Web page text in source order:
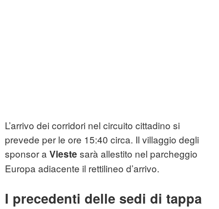
L’arrivo dei corridori nel circuito cittadino si
prevede per le ore 15:40 circa. Il villaggio degli
sponsor a Vieste sarà allestito nel parcheggio
Europa adiacente il rettilineo d’arrivo.
I precedenti delle sedi di tappa